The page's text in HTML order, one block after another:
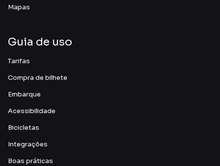
Mapas
Guia de uso
Tarifas
Compra de bilhete
Embarque
Acessibilidade
Bicicletas
Integrações
Boas práticas